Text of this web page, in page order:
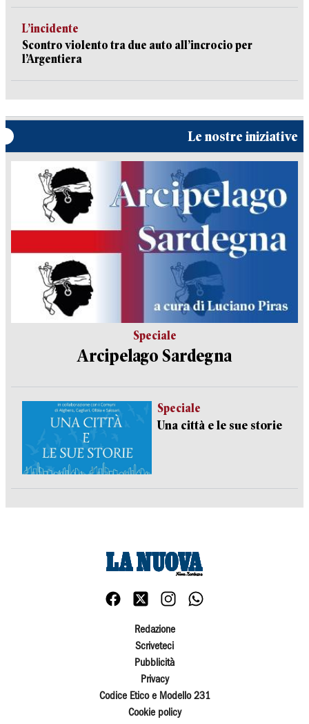
L’incidente
Scontro violento tra due auto all’incrocio per
l’Argentiera
Le nostre iniziative
Speciale
Arcipelago Sardegna
Speciale
Una città e le sue storie
Redazione
Scriveteci
Pubblicità
Privacy
Codice Etico e Modello 231
Cookie policy